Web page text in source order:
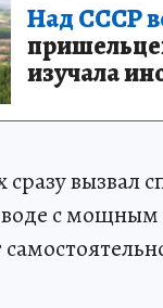
Над СССР
изучала
вызвал
с